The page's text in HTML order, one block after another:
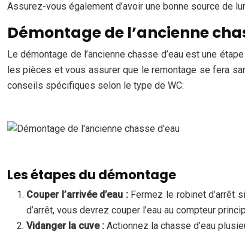
Assurez-vous également d’avoir une bonne source de
Démontage de l’ancienne
Le démontage de l’ancienne chasse d’eau est une
les pièces et vous assurer que le remontage se fera
conseils spécifiques selon le type de WC:
Les étapes du démontage
Couper l’arrivée d’eau : Fermez le robinet d’arrêt
d’arrêt, vous devrez couper l’eau au compteur
Vidanger la cuve : Actionnez la chasse d’eau